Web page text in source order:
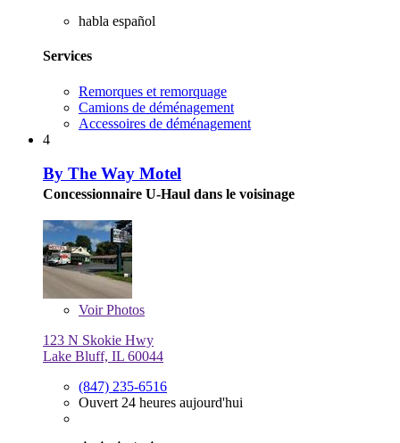
habla español
Services
Remorques et remorquage
Camions de déménagement
Accessoires de déménagement
4
By The Way Motel
Concessionnaire U-Haul dans le voisinage
VoirPhotos
123 N Skokie Hwy
Lake Bluff, IL 60044
(847) 235-6516
Ouvert 24 heures aujourd'hui